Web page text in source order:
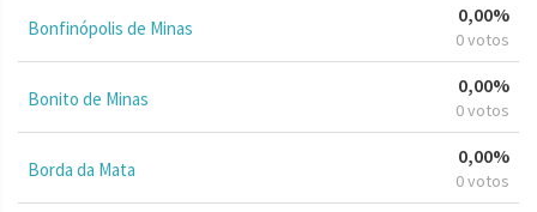
Bonfinópolis de Minas
0,00%
0 votos
Bonito de Minas
0,00%
0 votos
Borda da Mata
0,00%
0 votos